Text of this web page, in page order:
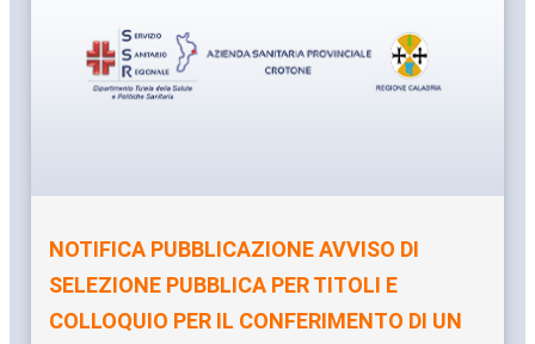
NOTIFICA PUBBLICAZIONE AVVISO DI
SELEZIONE PUBBLICA PER TITOLI E
COLLOQUIO PER IL CONFERIMENTO DI UN